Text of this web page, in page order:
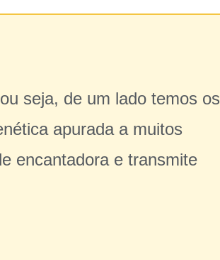
seja, de um lado temos os
apurada a muitos
encantadora e transmite